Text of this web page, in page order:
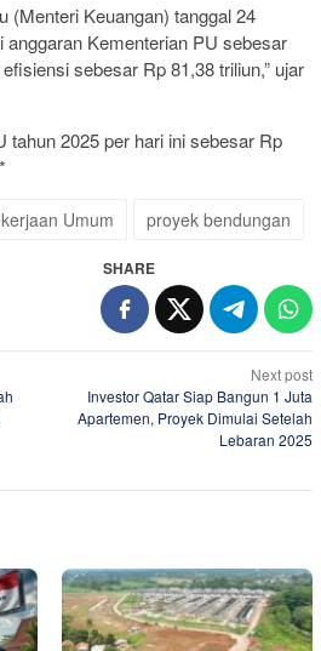
(Menteri Keuangan) tanggal 24
Kementerian PU sebesar
sebesar Rp 81,38 triliun,” ujar
tahun 2025 per hari ini sebesar Rp
Umum proyek bendungan
SHARE
Next post
Investor Qatar Siap Bangun 1 Juta
Apartemen, Proyek Dimulai Setelah
Lebaran 2025